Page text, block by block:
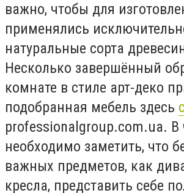
важно, чтобы для
применялись
натуральные сорта
Несколько завершённый
комнате в стиле арт-деко
подобранная мебель здесь
professionalgroup.com.ua. В
необходимо заметить, что
важных предметов, как
кресла, представить себе